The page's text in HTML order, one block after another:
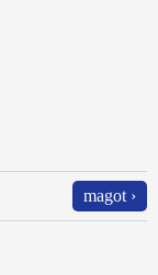
magot ›